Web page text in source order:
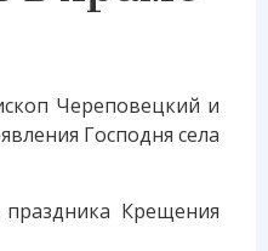
Череповецкий и
Господня села
Крещения